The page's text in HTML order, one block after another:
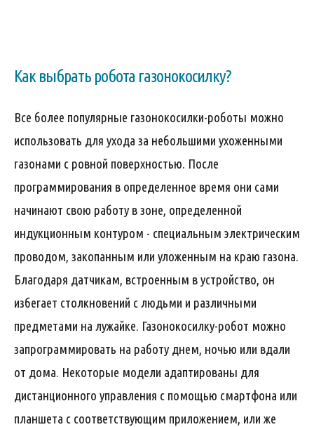
Как выбрать робота газонокосилку?
Все более популярные газонокосилки-роботы можно
использовать для ухода за небольшими ухоженными
газонами с ровной поверхностью. После
программирования в определенное время они сами
начинают свою работу в зоне, определенной
индукционным контуром - специальным электрическим
проводом, закопанным или уложенным на краю газона.
Благодаря датчикам, встроенным в устройство, он
избегает столкновений с людьми и различными
предметами на лужайке. Газонокосилку-робот можно
запрограммировать на работу днем, ночью или вдали
от дома. Некоторые модели адаптированы для
дистанционного управления с помощью смартфона или
планшета с соответствующим приложением, или же